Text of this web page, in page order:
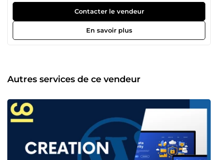
développement Web, ainsi que des meilleures pratiques
WordPress. Je suis capable de créer des sites Web
WordPress personnalisés pour répondre aux besoins de
tous les types d'entreprises et d'organisations. Je suis
Web, n'hésitez pas à me contacter. Je serai ravi de vous
aider à créer un site Web qui répondra à vos besoins et
le bouton &quot;Contacter le vendeur&quot;.
Contacter le vendeur
En savoir plus
Autres services de ce vendeur